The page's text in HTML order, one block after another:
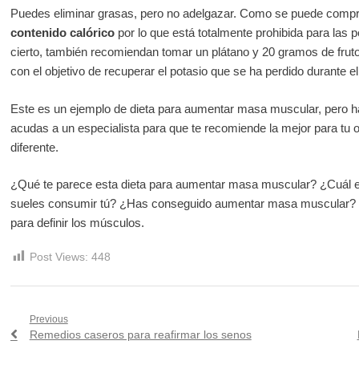
Puedes eliminar grasas, pero no adelgazar. Como se puede
contenido calóricopor lo que está totalmente prohibida para las
cierto, también recomiendan tomar un plátano y 20 gramos de
con el objetivo de recuperar el potasio que se ha perdido durante
Este es un ejemplo de dieta para aumentar masa muscular, pero
acudas a un especialista para que te recomiende la mejor para tu
diferente.
¿Qué te parece esta dieta para aumentar masa muscular? ¿Cuál
sueles consumir tú? ¿Has conseguido aumentar masa
para definir los músculos.
Post Views: 448
Navegación
Previous
Previous
Remedios caseros para reafirmar los senos